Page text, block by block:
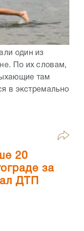
один из
По их словам,
там
в экстремально
20
за
ДТП